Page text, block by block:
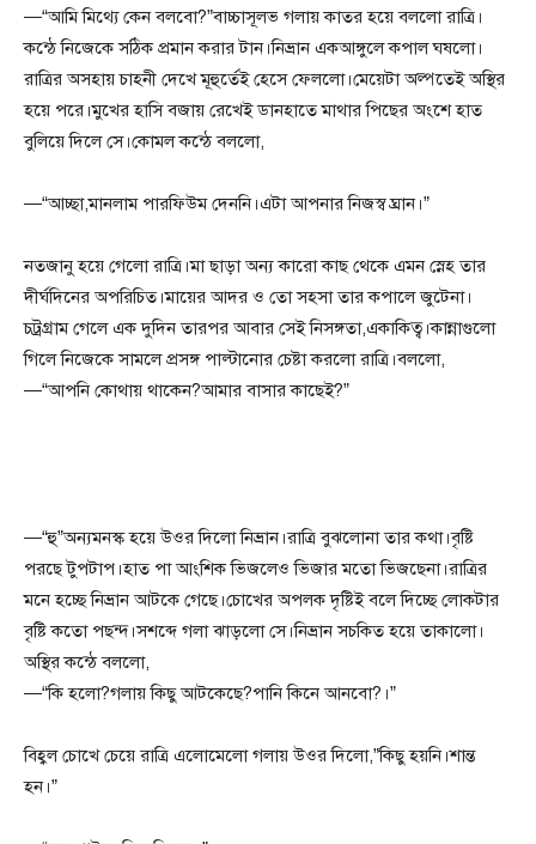
—“আমি মিথ্যে কেন বলবো?”বাচ্চাসূলভ গলায় কাতর হয়ে বললো রাত্রি।
কন্ঠে নিজেকে সঠিক প্রমান করার টান।নিভ্রান একআঙ্গুলে কপাল ঘষলো।
রাত্রির অসহায় চাহনী দেখে মূহুর্তেই হেসে ফেললো।মেয়েটা অল্পতেই অস্থির
হয়ে পরে।মুখের হাসি বজায় রেখেই ডানহাতে মাথার পিছের অংশে হাত
বুলিয়ে দিলে সে।কোমল কন্ঠে বললো,
—“আচ্ছা,মানলাম পারফিউম দেননি।এটা আপনার নিজস্ব ঘ্রান।”
নতজানু হয়ে গেলো রাত্রি।মা ছাড়া অন্য কারো কাছ থেকে এমন স্নেহ তার
দীর্ঘদিনের অপরিচিত।মায়ের আদর ও তো সহসা তার কপালে জুটেনা।
চট্রগ্রাম গেলে এক দুদিন তারপর আবার সেই নিসঙ্গতা,একাকিত্ব।কান্নাগুলো
গিলে নিজেকে সামলে প্রসঙ্গ পাল্টানোর চেষ্টা করলো রাত্রি।বললো,
—“আপনি কোথায় থাকেন?আমার বাসার কাছেই?”
—“হু”অন্যমনস্ক হয়ে উওর দিলো নিভ্রান।রাত্রি বুঝলোনা তার কথা।বৃষ্টি
পরছে টুপটাপ।হাত পা আংশিক ভিজলেও ভিজার মতো ভিজছেনা।রাত্রির
মনে হচ্ছে নিভ্রান আটকে গেছে।চোখের অপলক দৃষ্টিই বলে দিচ্ছে লোকটার
বৃষ্টি কতো পছন্দ।সশব্দে গলা ঝাড়লো সে।নিভ্রান সচকিত হয়ে তাকালো।
অস্থির কন্ঠে বললো,
—“কি হলো?গলায় কিছু আটকেছে?পানি কিনে আনবো?।”
বিহ্বল চোখে চেয়ে রাত্রি এলোমেলো গলায় উওর দিলো,”কিছু হয়নি।শান্ত
হন।”